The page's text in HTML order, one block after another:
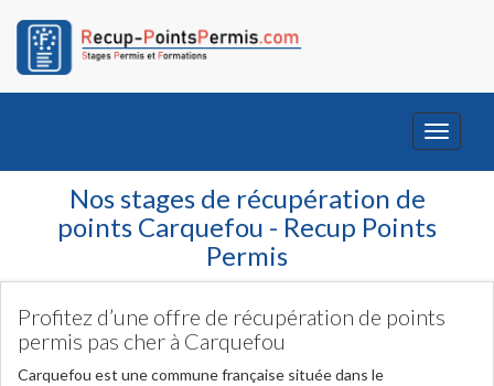
Toggle
Nos stages de récupération de
points Carquefou - Recup Points
Permis
Profitez d’une offre de récupération de points
permis pas cher à Carquefou
Carquefou est une commune française située dans le